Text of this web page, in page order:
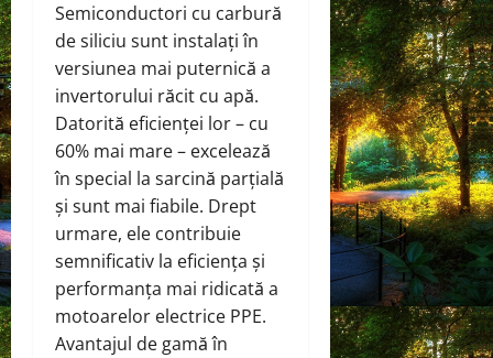
Semiconductori cu carbură
de siliciu sunt instalați în
versiunea mai puternică a
invertorului răcit cu apă.
Datorită eficienței lor – cu
60% mai mare – excelează
în special la sarcină parțială
și sunt mai fiabile. Drept
urmare, ele contribuie
semnificativ la eficiența și
performanța mai ridicată a
motoarelor electrice PPE.
Avantajul de gamă în